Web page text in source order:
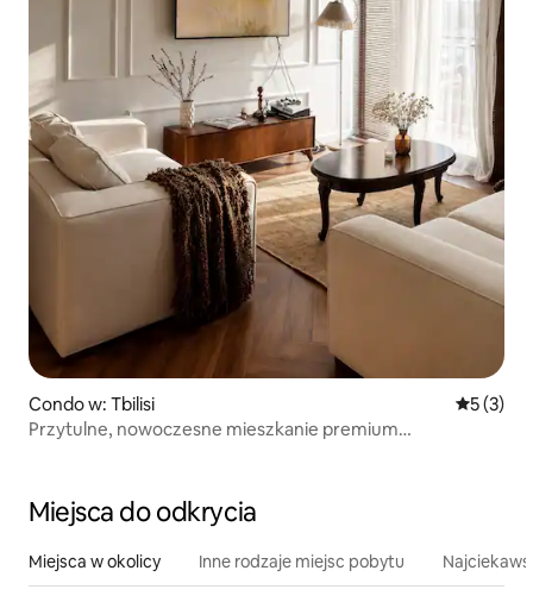
Condo w: Tbilisi Średnia
5 (3)
Przytulne, nowoczesne mieszkanie premium
Miejsca do odkrycia
Miejsca w okolicy Inne rodzaje miejsc pobytu